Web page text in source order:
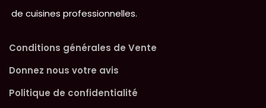
de cuisines professionnelles.
Conditions générales de Vente
Donnez nous votre avis
Politique de confidentialité